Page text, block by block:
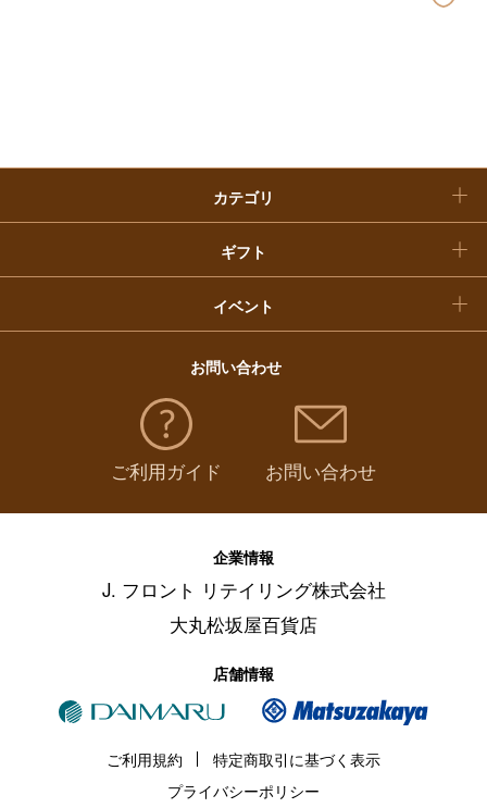
カテゴリ
ギフト
イベント
福袋
お問い合わせ
ご利用ガイド お問い合わせ
企業情報
J. フロント リテイリング株式会社
大丸松坂屋百貨店
店舗情報
ご利用規約
特定商取引に基づく表示
プライバシーポリシー